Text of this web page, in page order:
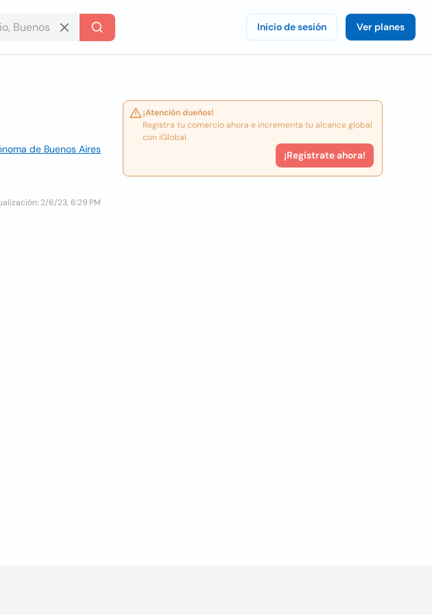
Inicio de sesión Ver planes
de Buenos Aires
2/6/23, 6:29 PM
¡Atención dueños!
Registra tu comercio ahora e incrementa tu alcance global
con iGlobal.
¡Registrate ahora!